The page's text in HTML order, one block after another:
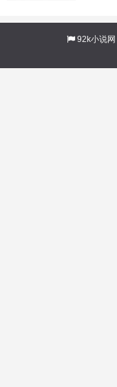
92k小说网